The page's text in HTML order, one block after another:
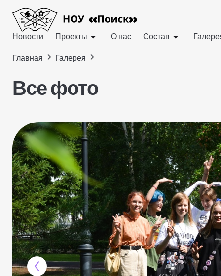
Новости Проекты О нас Состав
Главная > Галерея >
Все фото